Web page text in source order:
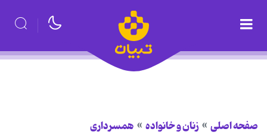
صفحه اصلی زنان و خانواده همسرداری